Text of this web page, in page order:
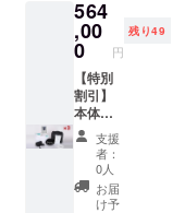
ル）×2
・ゲス
ト用ア
クセサ
リー
4（水素
マド
ラー）
×2
1（水素
吸引
チュー
ブ）×2
・ゲス
ト用ア
クセサ
リー
2（水素
イヤホ
ン）×2
・ゲス
564
,00
0 円
残り49
【特別
割引】
本体フ
ルセッ
ト×3
51%OF
F 限定
49名様
支援
者：
0人
お届
け予